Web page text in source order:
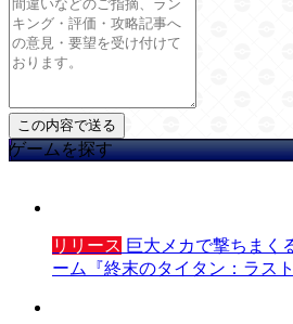
ゲームを探す
リリース 巨大メカで撃ちまく
ーム『終末のタイタン：ラス